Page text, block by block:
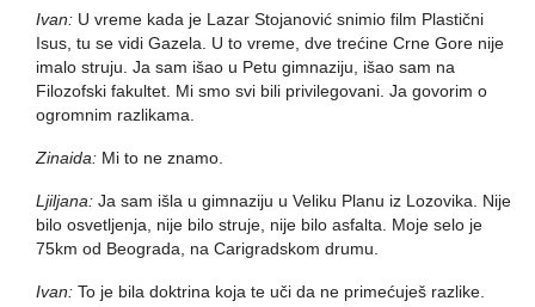
Ivan: U vreme kada je Lazar Stojanović snimio film Plastični
Isus, tu se vidi Gazela. U to vreme, dve trećine Crne Gore nije
imalo struju. Ja sam išao u Petu gimnaziju, išao sam na
Filozofski fakultet. Mi smo svi bili privilegovani. Ja govorim o
ogromnim razlikama.
Zinaida: Mi to ne znamo.
Ljiljana: Ja sam išla u gimnaziju u Veliku Planu iz Lozovika. Nije
bilo osvetljenja, nije bilo struje, nije bilo asfalta. Moje selo je
75km od Beograda, na Carigradskom drumu.
Ivan: To je bila doktrina koja te uči da ne primećuješ razlike.